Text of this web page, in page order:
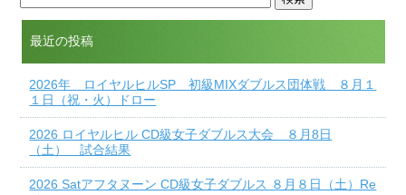
最近の投稿
2026年 ロイヤルヒルSP 初級MIXダブルス団体戦 ８月１
１日（祝・火）ドロー
2026 ロイヤルヒル CD級女子ダブルス大会 ８月8日
（土） 試合結果
2026 Satアフタヌーン CD級女子ダブルス ８月８日（土）Re